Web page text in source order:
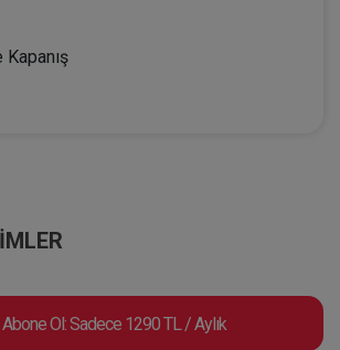
Kapanış
Ol: Sadece 1290 TL / Aylık